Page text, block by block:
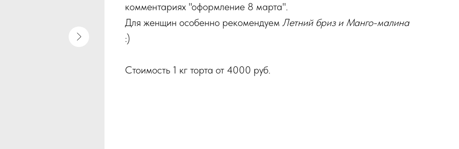
комментариях "оформление 8 марта".
Для женщин особенно рекомендуем Летний бриз и Манго-малина
:)
Стоимость 1 кг торта от 4000 руб.